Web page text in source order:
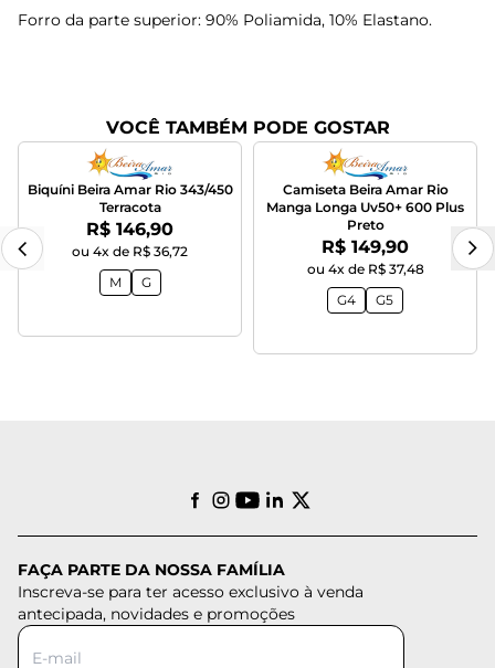
Forro da parte superior: 90% Poliamida, 10% Elastano.
VOCÊ TAMBÉM PODE GOSTAR
Biquíni Beira Amar Rio 343/450
Terracota
Por:
R$ 146,90
ou 4x de R$ 36,72
M
G
Camiseta Beira Amar Rio
Manga Longa Uv50+ 600 Plus
Preto
Por:
R$ 149,90
ou 4x de R$ 37,48
G4
G5
FAÇA PARTE DA NOSSA FAMÍLIA
Inscreva-se para ter acesso exclusivo à venda
antecipada, novidades e promoções